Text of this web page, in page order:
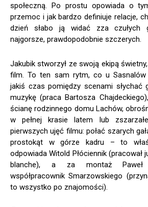
społeczną. Po prostu opowiada o
przemoc i jak bardzo definiuje relacje,
dzień słabo ją widać zza czułych
najgorsze, prawdopodobnie szczerych.
Jakubik stworzył ze swoją ekipą
film. To ten sam rytm, co u Sasnalów
jakiś czas pomiędzy scenami słychać
muzykę (praca Bartosza
ścianę rodzinnego domu Lachów,
w pełnej krasie latem lub
pierwszych ujęć filmu: połać szarych
prostokąt w górze kadru – to
odpowiada Witold Płóciennik (pracował
blanche), a za montaż Paweł
współpracownik Smarzowskiego
to wszystko po znajomości).